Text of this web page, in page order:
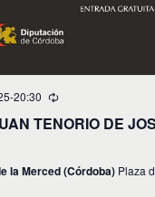
20:30
TENORIO DE
la Merced (Córdoba) Plaza